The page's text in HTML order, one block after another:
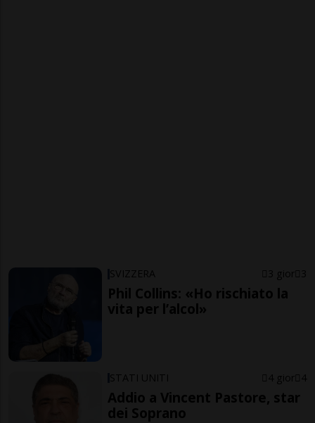
SVIZZERA 3 gior 3
Phil Collins: «Ho rischiato la
vita per l’alcol»
STATI UNITI 4 gior 4
Addio a Vincent Pastore, star
dei Soprano